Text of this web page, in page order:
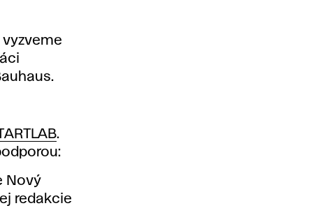
vyzveme
.
Nový
redakcie